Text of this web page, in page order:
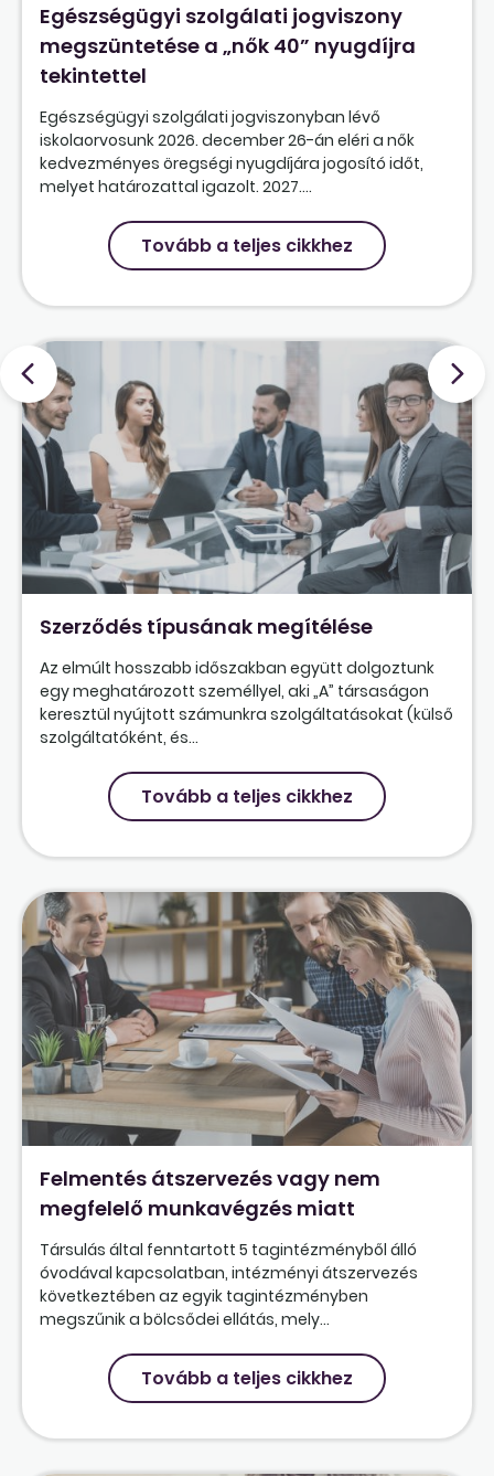
Egészségügyi szolgálati jogviszony
megszüntetése a „nők 40” nyugdíjra
tekintettel
Egészségügyi szolgálati jogviszonyban lévő
iskolaorvosunk 2026. december 26-án eléri a nők
kedvezményes öregségi nyugdíjára jogosító időt,
melyet határozattal igazolt. 2027....
Tovább a teljes cikkhez
Szerződés típusának megítélése
Az elmúlt hosszabb időszakban együtt dolgoztunk
egy meghatározott személlyel, aki „A” társaságon
keresztül nyújtott számunkra szolgáltatásokat (külső
szolgáltatóként, és...
Tovább a teljes cikkhez
Felmentés átszervezés vagy nem
megfelelő munkavégzés miatt
Társulás által fenntartott 5 tagintézményből álló
óvodával kapcsolatban, intézményi átszervezés
következtében az egyik tagintézményben
megszűnik a bölcsődei ellátás, mely...
Tovább a teljes cikkhez